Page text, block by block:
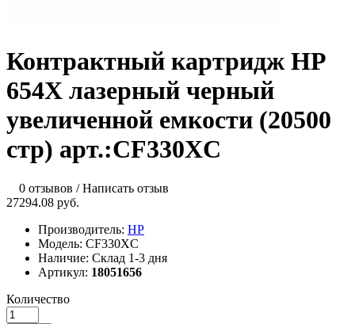
Контрактный картридж HP
654X лазерный черный
увеличенной емкости (20500
стр) арт.:CF330XC
0 отзывов /Написать отзыв
27294.08 руб.
Производитель: HP
Модель: CF330XC
Наличие: Склад 1-3 дня
Артикул: 18051656
Количество